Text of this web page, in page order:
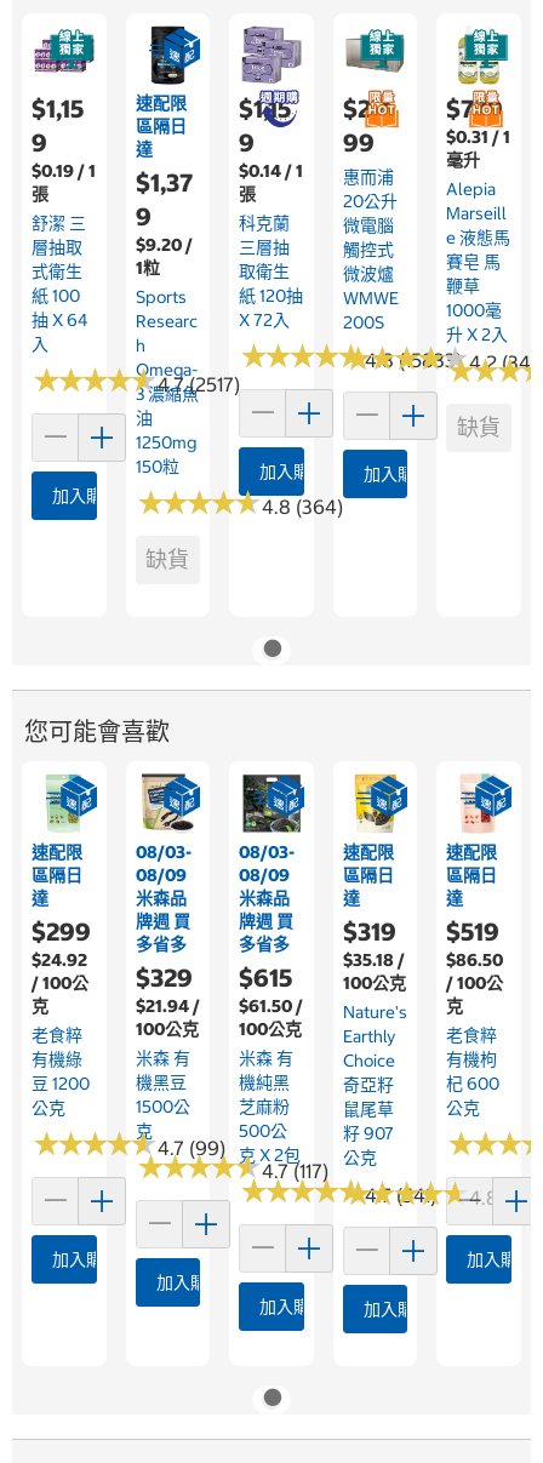
$1,15
9
$0.19 / 1
張
舒潔 三
層抽取
式衛生
紙 100
抽 X 64
入
★★★★★
★★★★★4.7 (2517)
加入購物車
速配限
區隔日
達
$1,37
9
$9.20 /
1粒
Sports
Researc
H
Omega-
3 濃縮魚
油
1250mg
150粒
★★★★★
★★★★★4.8 (364)
缺貨
$1,15
9
$0.14 / 1
張
科克蘭
三層抽
取衛生
紙 120抽
X 72入
★★★★★
★★★★★4.8 (15833)
加入購物車
$2,4
99
惠而浦
20公升
微電腦
觸控式
微波爐
WMWE
200S
★★★★★
★★★★★4.2
加入購物車
$779
$0.31 / 1
毫升
Alepia
Marseill
E 液態馬
賽皂 馬
鞭草
1000毫
升 X 2入
★★★
★★★
缺貨
您可能會喜歡
速配限
區隔日
達
$299
$24.92
/ 100公
克
老食粹
有機綠
豆 1200
公克
★★★★★
★★★★★4.7 (99)
加入購物車
08/03-
08/09
米森品
牌週 買
多省多
$329
$21.94 /
100公克
米森 有
機黑豆
1500公
克
★★★★★
★★★★★4.7 (117)
加入購物車
08/03-
08/09
米森品
牌週 買
多省多
$615
$61.50 /
100公克
米森 有
機純黑
芝麻粉
500公
克 X 2包
★★★★★
★★★★★4.7 (541)
加入購物車
速配限
區隔日
達
$319
$35.18 /
100公克
Nature's
Earthly
Choice
奇亞籽
鼠尾草
籽 907
公克
★★★★★
★★★★★4.8
加入購物車
速配限
區隔日
達
$519
$86.50
/ 100公
克
老食粹
有機枸
杞 600
公克
★★★
★★★
加入購物